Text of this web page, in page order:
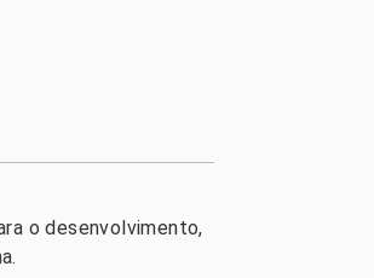
o desenvolvimento,